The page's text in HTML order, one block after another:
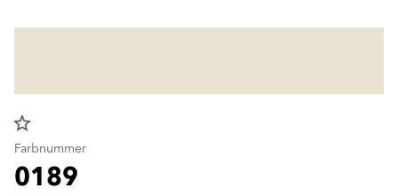
star_border
Farbnummer
0189